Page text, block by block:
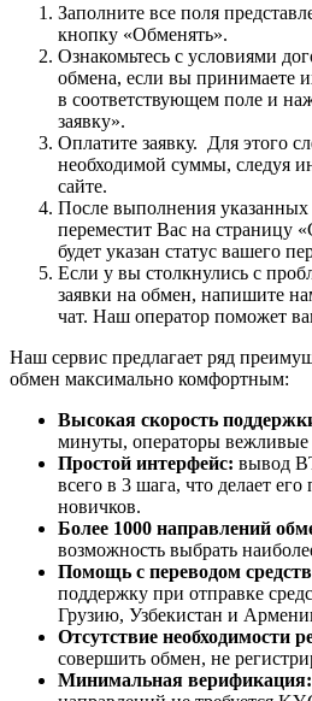
Заполните все поля
кнопку «Обменять».
Ознакомьтесь с условиями
обмена, если вы принимаете
в соответствующем поле и
заявку».
Оплатите заявку. Для этого
необходимой суммы, следуя
сайте.
После выполнения указанных
переместит Вас на страницу
будет указан статус вашего
Если у вы столкнулись с
заявки на обмен, напишите
чат. Наш оператор поможет
Наш сервис предлагает ряд
обмен максимально комфортным:
Высокая скорость
минуты, операторы вежливые
Простой интерфейс: вывод
всего в 3 шага, что делает
новичков.
Более 1000 направлений
возможность выбрать
Помощь с переводом
поддержку при отправке
Грузию, Узбекистан и
Отсутствие необходимости
совершить обмен, не
Минимальная верификация: